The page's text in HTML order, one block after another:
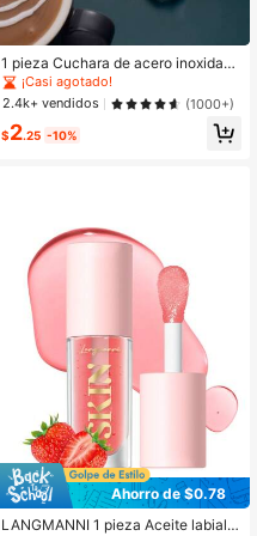
1 pieza Cuchara de acero inoxidabl
e
¡Casi agotado!
2.4k+ vendidos
(1000+)
$2.25 -10%
Ahorro de $0.78
LANGMANNI 1 pieza Aceite labial h